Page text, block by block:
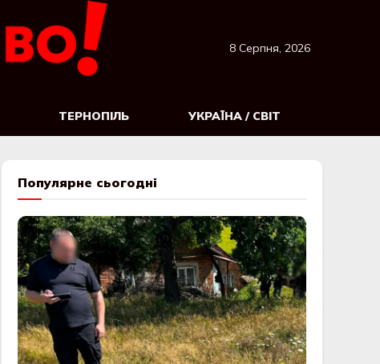
8 Серпня, 2026
ТЕРНОПІЛЬ УКРАЇНА / СВІТ
Популярне сьогодні